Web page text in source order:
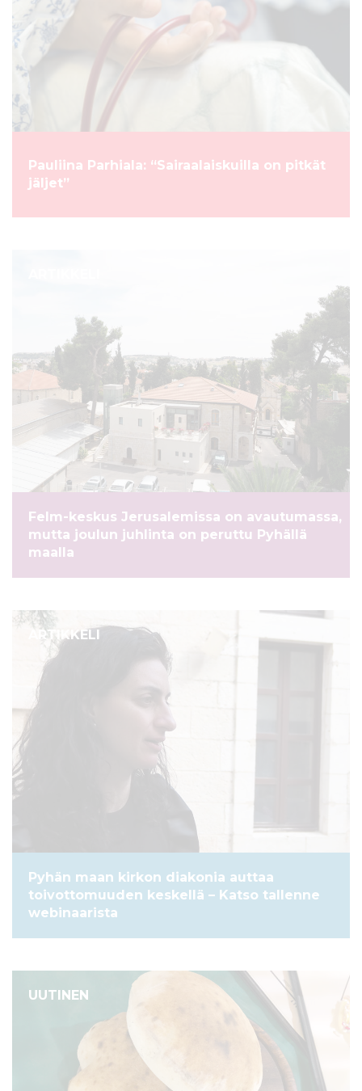
Pauliina Parhiala: “Sairaalaiskuilla on pitkät
jäljet”
Felm-keskus Jerusalemissa on avautumassa,
mutta joulun juhlinta on peruttu Pyhällä
maalla
ARTIKKELI
Pyhän maan kirkon diakonia auttaa
toivottomuuden keskellä – Katso tallenne
webinaarista
UUTINEN